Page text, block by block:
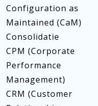
Configuration as
Maintained (CaM)
Consolidatie
CPM (Corporate
Performance
Management)
CRM (Customer